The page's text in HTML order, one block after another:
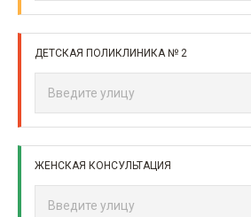
ДЕТСКАЯ ПОЛИКЛИНИКА № 2
ЖЕНСКАЯ КОНСУЛЬТАЦИЯ